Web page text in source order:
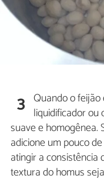
3 Quando o
liquidificador
suave e homogênea.
adicione um pouco
atingir a consistência
textura do homus